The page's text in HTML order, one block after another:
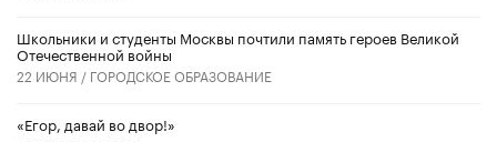
Школьники и студенты Москвы почтили память героев Великой
Отечественной войны
22 ИЮНЯ / ГОРОДСКОЕ ОБРАЗОВАНИЕ
«Егор, давай во двор!»